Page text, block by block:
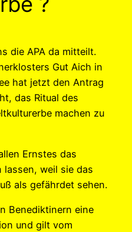
die APA da mitteilt.
Gut Aich in
hat jetzt den Antrag
das Ritual des
machen zu
Ernstes das
lassen, weil sie das
als gefährdet sehen.
Benediktinern eine
und gilt vom